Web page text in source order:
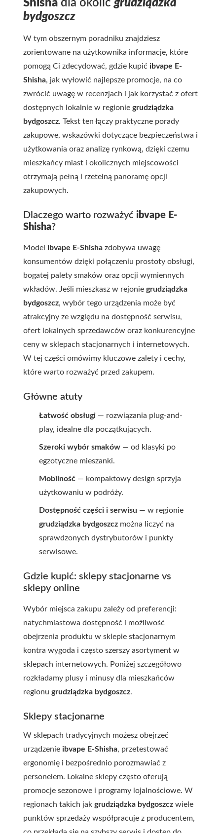
Shisha dla okolicgrudziądzka
bydgoszcz
W tym obszernym poradniku znajdziesz
zorientowane na użytkownika informacje, które
pomogą Ci zdecydować, gdzie kupić ibvape E-
Shisha, jak wyłowić najlepsze promocje, na co
zwrócić uwagę w recenzjach i jak korzystać z ofert
dostępnych lokalnie w regionie grudziądzka
bydgoszcz. Tekst ten łączy praktyczne porady
zakupowe, wskazówki dotyczące bezpieczeństwa i
użytkowania oraz analizę rynkową, dzięki czemu
mieszkańcy miast i okolicznych miejscowości
otrzymają pełną i rzetelną panoramę opcji
zakupowych.
Dlaczego warto rozważyć ibvape E-
Shisha?
Model ibvape E-Shisha zdobywa uwagę
konsumentów dzięki połączeniu prostoty obsługi,
bogatej palety smaków oraz opcji wymiennych
wkładów. Jeśli mieszkasz w rejonie grudziądzka
bydgoszcz, wybór tego urządzenia może być
atrakcyjny ze względu na dostępność serwisu,
ofert lokalnych sprzedawców oraz konkurencyjne
ceny w sklepach stacjonarnych i internetowych.
W tej części omówimy kluczowe zalety i cechy,
które warto rozważyć przed zakupem.
Główne atuty
Łatwość obsługi — rozwiązania plug-and-
play, idealne dla początkujących.
Szeroki wybór smaków — od klasyki po
egzotyczne mieszanki.
Mobilność — kompaktowy design sprzyja
użytkowaniu w podróży.
Dostępność części i serwisu — w regionie
grudziądzka bydgoszcz można liczyć na
sprawdzonych dystrybutorów i punkty
serwisowe.
Gdzie kupić: sklepy stacjonarne vs
sklepy online
Wybór miejsca zakupu zależy od preferencji:
natychmiastowa dostępność i możliwość
obejrzenia produktu w sklepie stacjonarnym
kontra wygoda i często szerszy asortyment w
sklepach internetowych. Poniżej szczegółowo
rozkładamy plusy i minusy dla mieszkańców
regionu grudziądzka bydgoszcz.
Sklepy stacjonarne
W sklepach tradycyjnych możesz obejrzeć
urządzenie ibvape E-Shisha, przetestować
ergonomię i bezpośrednio porozmawiać z
personelem. Lokalne sklepy często oferują
promocje sezonowe i programy lojalnościowe. W
regionach takich jak grudziądzka bydgoszcz wiele
punktów sprzedaży współpracuje z producentem,